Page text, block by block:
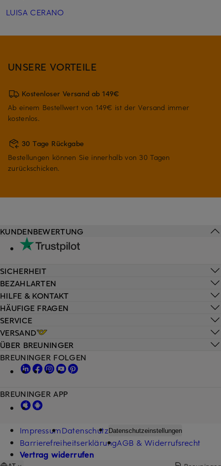
LUISA CERANO
UNSERE VORTEILE
Kostenloser Versand ab 149€
Ab einem Bestellwert von 149€ ist der Versand immer
kostenlos.
30 Tage Rückgabe
Bestellungen können Sie innerhalb von 30 Tagen
zurückschicken.
HILFE & KONTAKT
HÄUFIGE FRAGEN
SERVICE
VERSAND
KUNDENBEWERTUNG
SICHERHEIT
BEZAHLARTEN
ÜBER BREUNINGER
BREUNINGER FOLGEN
BREUNINGER APP
ImpressumDatenschutz Datenschutzeinstellungen
BarrierefreiheitserklärungAGB & Widerrufsrecht
Vertrag widerrufen